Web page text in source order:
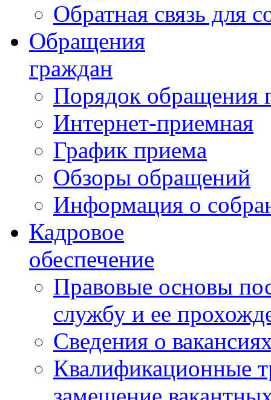
Обратная связь для
Обращения
граждан
Порядок обращения
Интернет-приемная
График приема
Обзоры обращений
Информация о
Кадровое
обеспечение
Правовые основы
службу и ее
Сведения о
Квалификационные